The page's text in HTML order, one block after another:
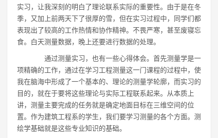
实习，让我深刻的明白了理论联系实际的重要性。由于是在冬
季，又加上前两天下了很厚的雪，但在实习过程中，同学们都
表现出了较高的工作热情和协作精神。不畏严寒，甚至废寝忘
食。白天测量数据，晚上还要进行数据的处理。
通过测量实习，也有一些心得体会。首先测量学是一
项精确的工作，通过在学习工程测量这一门课程的过程中，使
我在脑海中形成了一个基本的、理论的测量学轮廓，而实习的
目的，就在于要将这些理论与实际工程联系起来。从本质上
讲，测量主要完成的任务就是确定地面目标在三维空间的位
置。作为建筑工程系的学生，我们要学习测量的各个方面。测
绘学基础就是这些专业知识的基础。